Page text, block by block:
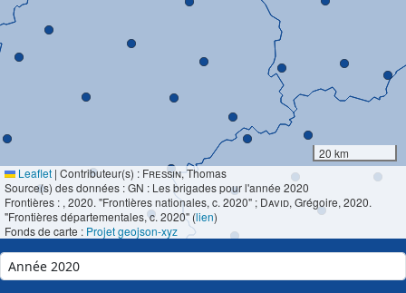
20 km
Leaflet | Contributeur(s) : Fressin, Thomas
Source(s) des données : GN : Les brigades pour l'année 2020
Frontières : , 2020. "Frontières nationales, c. 2020" ; David, Grégoire, 2020.
"Frontières départementales, c. 2020" (lien)
Fonds de carte : Projet geojson-xyz